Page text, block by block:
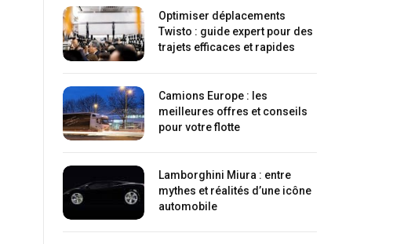
Optimiser déplacements
Twisto : guide expert pour des
trajets efficaces et rapides
Camions Europe : les
meilleures offres et conseils
pour votre flotte
Lamborghini Miura : entre
mythes et réalités d’une icône
automobile